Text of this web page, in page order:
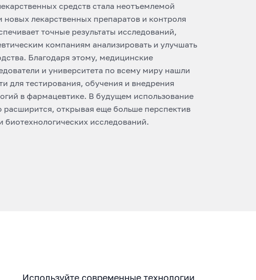
средств стала неотъемлемой
новых лекарственных препаратов и контроля
точные результаты исследований,
компаниям анализировать и улучшать
Благодаря этому, медицинские
и университета по всему миру нашли
для тестирования, обучения и внедрения
в фармацевтике. В будущем использование
расширится, открывая еще больше перспектив
биотехнологических исследований.
Используйте современные технологии